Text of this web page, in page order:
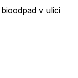
v ulici